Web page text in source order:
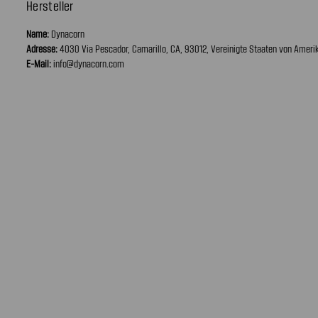
Hersteller
Name: Dynacorn
Adresse:4030 Via Pescador, Camarillo, CA, 93012, Vereinigte Staaten von
E-Mail:info@dynacorn.com